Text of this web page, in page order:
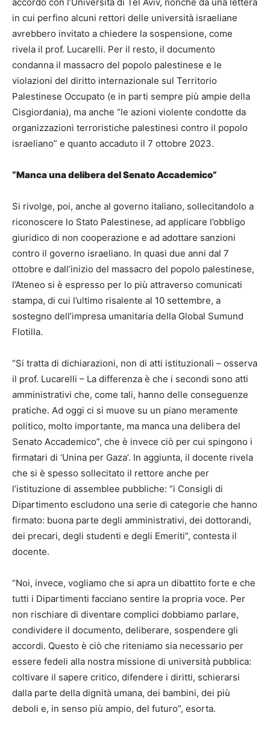
in cui perfino alcuni rettori delle università israeliane
avrebbero invitato a chiedere la sospensione, come
rivela il prof. Lucarelli. Per il resto, il documento
condanna il massacro del popolo palestinese e le
violazioni del diritto internazionale sul Territorio
Palestinese Occupato (e in parti sempre più ampie della
Cisgiordania), ma anche “le azioni violente condotte da
organizzazioni terroristiche palestinesi contro il popolo
israeliano” e quanto accaduto il 7 ottobre 2023.
“Manca una delibera del Senato Accademico”
Si rivolge, poi, anche al governo italiano, sollecitandolo a
riconoscere lo Stato Palestinese, ad applicare l’obbligo
giuridico di non cooperazione e ad adottare sanzioni
contro il governo israeliano. In quasi due anni dal 7
ottobre e dall’inizio del massacro del popolo palestinese,
l’Ateneo si è espresso per lo più attraverso comunicati
stampa, di cui l’ultimo risalente al 10 settembre, a
sostegno dell’impresa umanitaria della Global Sumund
Flotilla.
“Si tratta di dichiarazioni, non di atti istituzionali – osserva
il prof. Lucarelli – La differenza è che i secondi sono atti
amministrativi che, come tali, hanno delle conseguenze
pratiche. Ad oggi ci si muove su un piano meramente
politico, molto importante, ma manca una delibera del
Senato Accademico”, che è invece ciò per cui spingono i
firmatari di ‘Unina per Gaza’. In aggiunta, il docente rivela
che si è spesso sollecitato il rettore anche per
l’istituzione di assemblee pubbliche: “i Consigli di
Dipartimento escludono una serie di categorie che hanno
firmato: buona parte degli amministrativi, dei dottorandi,
dei precari, degli studenti e degli Emeriti”, contesta il
docente.
“Noi, invece, vogliamo che si apra un dibattito forte e che
tutti i Dipartimenti facciano sentire la propria voce. Per
non rischiare di diventare complici dobbiamo parlare,
condividere il documento, deliberare, sospendere gli
accordi. Questo è ciò che riteniamo sia necessario per
essere fedeli alla nostra missione di università pubblica:
coltivare il sapere critico, difendere i diritti, schierarsi
dalla parte della dignità umana, dei bambini, dei più
deboli e, in senso più ampio, del futuro”, esorta.